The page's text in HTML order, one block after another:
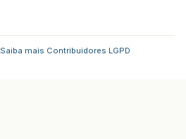
Saiba mais Contribuidores LGPD